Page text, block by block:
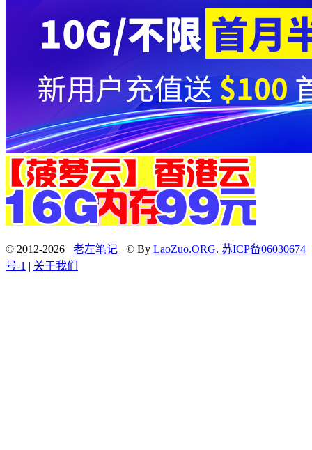
© 2012-2026 老左笔记 © By LaoZuo.ORG. 苏ICP备06030674
号-1 | 关于我们